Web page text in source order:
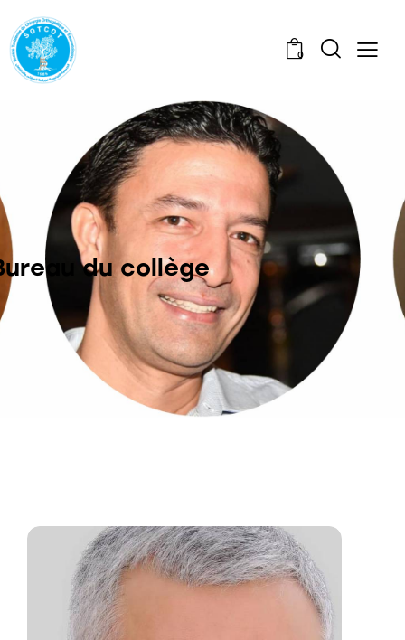
0
du collège